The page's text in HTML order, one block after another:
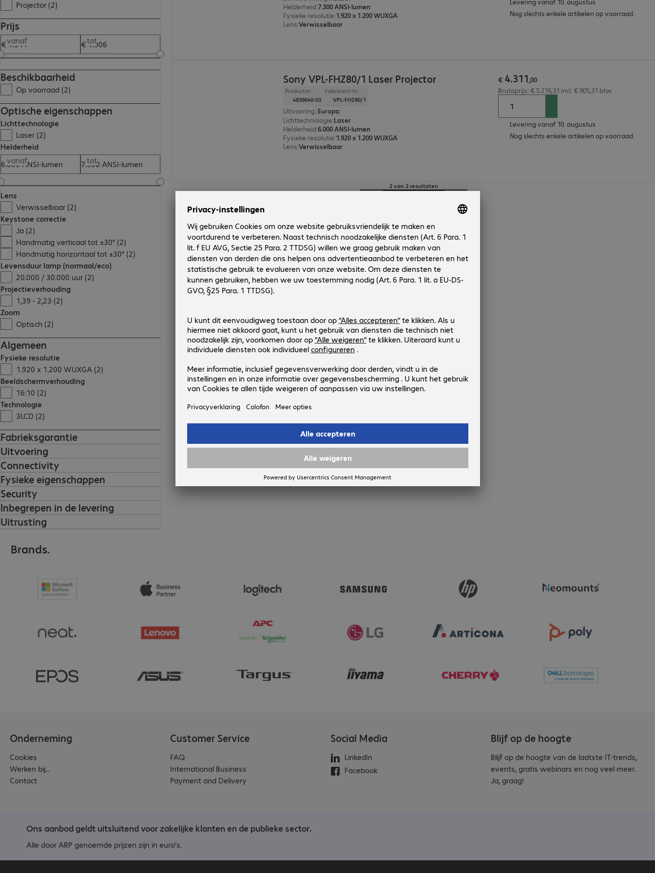
Projector (2)
Prijs
vanaf tot
Beschikbaarheid
Op voorraad (2)
Optische eigenschappen
Lichttechnologie
Laser (2)
Helderheid
vanaf
tot
Lens
Verwisselbaar (2)
Keystone correctie
Ja (2)
Handmatig verticaal tot ±30° (2)
Handmatig horizontaal tot ±30° (2)
Levensduur lamp (normaal/eco)
20.000 / 30.000 uur (2)
Projectieverhouding
1,39 - 2,23 (2)
Zoom
Optisch (2)
Algemeen
Fysieke resolutie
1.920 x 1.200 WUXGA (2)
Beeldschermverhouding
16:10 (2)
Technologie
3LCD (2)
Fabrieksgarantie
Uitvoering
Connectivity
Fysieke eigenschappen
Security
Inbegrepen in de levering
Uitrusting
Helderheid:7.300 ANSI-lumen
Fysieke resolutie:1.920 x 1.200 WUXGA
Lens:Verwisselbaar
Nog slechts enkele artikelen op voorraad.
Sony VPL-FHZ80/1 Laser Projector
Productnr.:
4839640-03
Fabrikant-nr.:
VPL-FHZ80/1
Uitvoering: Europa
Lichttechnologie:Laser
Helderheid:6.000 ANSI-lumen
Fysieke resolutie:1.920 x 1.200 WUXGA
Lens:Verwisselbaar
€ 4.311,00
Brutoprijs: € 5.216,31 incl. € 905,31 btw
Levering vanaf 10. augustus
Nog slechts enkele artikelen op voorraad.
2 van 2 resultaten
Brands.
Onderneming
Cookies
Werken bij...
Contact
Customer Service
FAQ
International Business
Payment and Delivery
Social Media
LinkedIn
Facebook
Blijf op de hoogte
Blijf op de hoogte van de laatste IT-trends,
events, gratis webinars en nog veel meer.
Ja, graag!
Ons aanbod geldt uitsluitend voor zakelijke klanten en de publieke sector.
Alle door ARP genoemde prijzen zijn in euro’s.